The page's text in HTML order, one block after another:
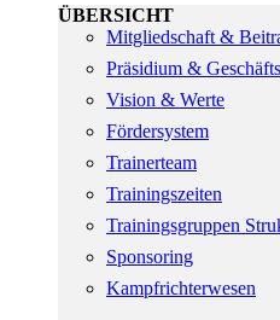
ÜBERSICHT
Mitgliedschaft &
Präsidium &
Vision & Werte
Fördersystem
Trainerteam
Trainingszeiten
Trainingsgruppen
Sponsoring
Kampfrichterwesen